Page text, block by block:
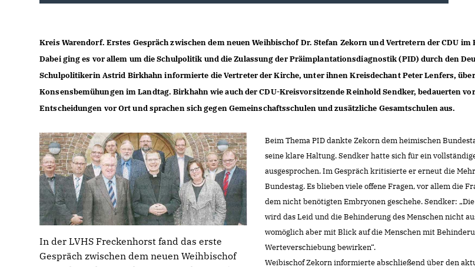
Kreis Warendorf. Erstes Gespräch zwischen dem neuen Weihbischof Dr. Stefan Zekorn und Vertretern der CDU im
Dabei ging es vor allem um die Schulpolitik und die Zulassung der Präimplantationsdiagnostik (PID) durch den
Schulpolitikerin Astrid Birkhahn informierte die Vertreter der Kirche, unter ihnen Kreisdechant Peter Lenfers,
Konsensbemühungen im Landtag. Birkhahn wie auch der CDU-Kreisvorsitzende Reinhold Sendker, bedauerten
Entscheidungen vor Ort und sprachen sich gegen Gemeinschaftsschulen und zusätzliche Gesamtschulen aus.
In der LVHS Freckenhorst fand das erste
Gespräch zwischen dem neuen Weihbischof
Beim Thema PID dankte Zekorn dem heimischen
seine klare Haltung. Sendker hatte sich für ein
ausgesprochen. Im Gespräch kritisierte er erneut die
Bundestag. Es blieben viele offene Fragen, vor allem die
dem nicht benötigten Embryonen geschehe. Sendker:
wird das Leid und die Behinderung des Menschen nicht
womöglich aber mit Blick auf die Menschen mit
Werteverschiebung bewirken“.
Weibischof Zekorn informierte abschließend über den